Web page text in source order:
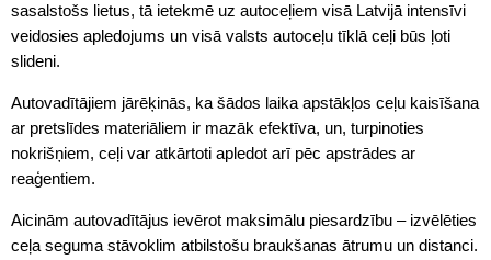
sasalstošs lietus, tā ietekmē uz autoceļiem visā Latvijā intensīvi
veidosies apledojums un visā valsts autoceļu tīklā ceļi būs ļoti
slideni.
Autovadītājiem jārēķinās, ka šādos laika apstākļos ceļu kaisīšana
ar pretslīdes materiāliem ir mazāk efektīva, un, turpinoties
nokrišņiem, ceļi var atkārtoti apledot arī pēc apstrādes ar
reaģentiem.
Aicinām autovadītājus ievērot maksimālu piesardzību – izvēlēties
ceļa seguma stāvoklim atbilstošu braukšanas ātrumu un distanci.